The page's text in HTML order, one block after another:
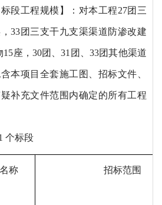
标段工程规模】：对本工程27团三
33团三支干九支渠渠道防渗改建
15座，30团、31团、33团其他渠道
本项目全套施工图、招标文件、
补充文件范围内确定的所有工程
个标段
称 招标范围